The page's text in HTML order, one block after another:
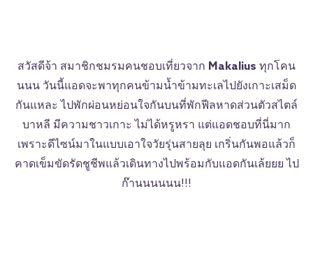
สวัสดีจ้า สมาชิกชมรมคนชอบเที่ยวจาก Makalius ทุกโคน
นนน วันนี้แอดจะพาทุกคนข้ามน้ำข้ามทะเลไปยังเกาะเสม็ด
กันแหละ ไปพักผ่อนหย่อนใจกันบนที่พักฟีลหาดส่วนตัวสไตล์
บาหลี มีความชาวเกาะ ไม่ได้หรูหรา แต่แอดชอบที่นี่มาก
เพราะดีไซน์มาในแบบเอาใจวัยรุ่นสายลุย เกริ่นกันพอแล้วก็
คาดเข็มขัดรัดชูชีพแล้วเดินทางไปพร้อมกับแอดกันเล้ยยย ไป
ก๊านนนนนน!!!